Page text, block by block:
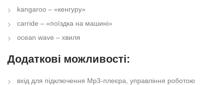
kangaroo – «кенгуру»
carride – «поїздка на машині»
ocean wave – хвиля
Додаткові можливості:
вхід для підключення Mp3-плеєра, управління роботою